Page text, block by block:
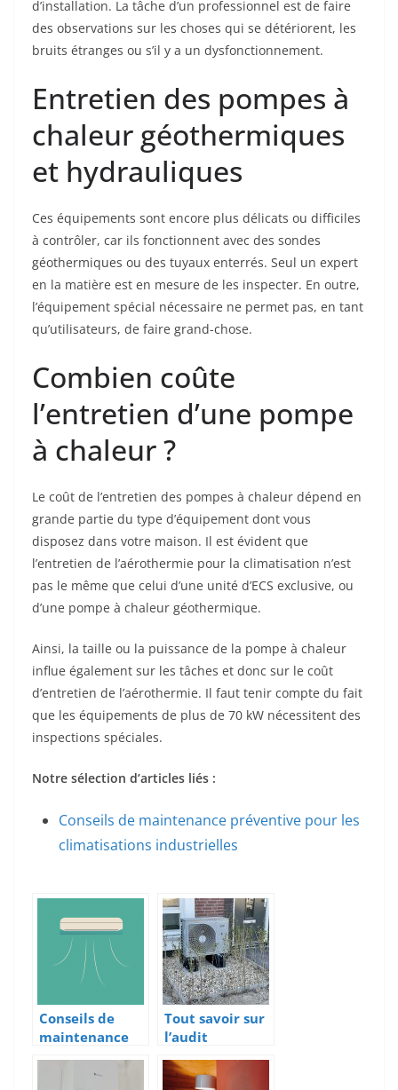
d’installation. La tâche d’un professionnel est de faire
des observations sur les choses qui se détériorent, les
bruits étranges ou s’il y a un dysfonctionnement.
Entretien des pompes à
chaleur géothermiques
et hydrauliques
Ces équipements sont encore plus délicats ou difficiles
à contrôler, car ils fonctionnent avec des sondes
géothermiques ou des tuyaux enterrés. Seul un expert
en la matière est en mesure de les inspecter. En outre,
l’équipement spécial nécessaire ne permet pas, en tant
qu’utilisateurs, de faire grand-chose.
Combien coûte
l’entretien d’une pompe
à chaleur ?
Le coût de l’entretien des pompes à chaleur dépend en
grande partie du type d’équipement dont vous
disposez dans votre maison. Il est évident que
l’entretien de l’aérothermie pour la climatisation n’est
pas le même que celui d’une unité d’ECS exclusive, ou
d’une pompe à chaleur géothermique.
Ainsi, la taille ou la puissance de la pompe à chaleur
influe également sur les tâches et donc sur le coût
d’entretien de l’aérothermie. Il faut tenir compte du fait
que les équipements de plus de 70 kW nécessitent des
inspections spéciales.
Notre sélection d’articles liés :
Conseils de maintenance préventive pour les
climatisations industrielles
Conseils de
maintenance
préventive
Tout savoir sur
l’audit
énergétique